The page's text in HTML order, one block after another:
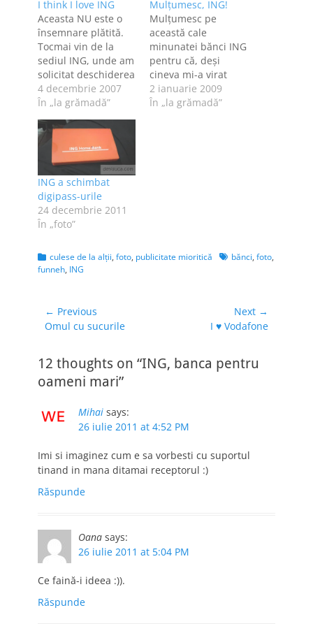
I think I love ING
Aceasta NU este o
însemnare plătită.
Tocmai vin de la
sediul ING, unde am
solicitat deschiderea
unui cont,
eliberarea unui card
şi am aplicat şi
pentru ING
Home'Bank. De
aplicat am aplicat
prin Internet, ieri,
iar astăzi am fost
chemată ca să
semnez ce era de
semnat. Experienţa
4 decembrie 2007
În „la grămadă”
Mulţumesc, ING!
Mulţumesc pe
această cale
minunatei bănci ING
pentru că, deşi
cineva mi-a virat
nişte bani încă de
anul trecut, înainte
2 ianuarie 2009
În „la grămadă”
ING a schimbat
digipass-urile
24 decembrie 2011
În „foto”
Categories
culese de la alţii, foto, publicitate mioritică Tagsbănci, foto,
funneh, ING
Navigare
în
← Previous
Previous
Omul cu sucurile
Next →
I ♥ Vodafone
12 thoughts on “ING, banca pentru
oameni mari”
Mihai says:
26 iulie 2011 at 4:52 PM
Imi si imaginez cum e sa vorbesti cu suportul
tinand in mana ditamai receptorul :)
Răspunde
Oana says:
26 iulie 2011 at 5:04 PM
Ce faină-i ideea :)).
Răspunde